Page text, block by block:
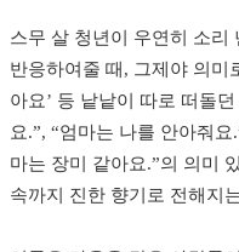
스무 살 청년이 우연히 소리
반응하여줄 때, 그제야 의미
아요’ 등 낱낱이 따로 떠돌
요.”, “엄마는 나를 안아줘
마는 장미 같아요.”의 의미
속까지 진한 향기로 전해지